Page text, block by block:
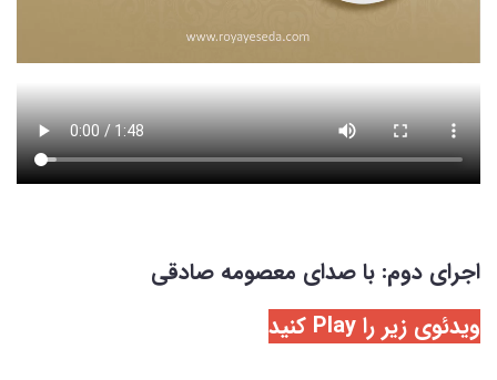
اجرای دوم: با صدای معصومه صادقی
ویدئوی زیر را Play کنید